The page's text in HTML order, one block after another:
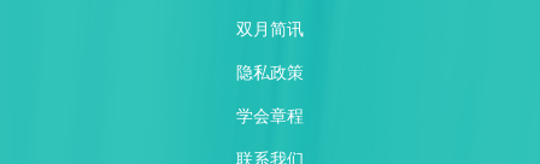
双月简讯
隐私政策
学会章程
联系我们